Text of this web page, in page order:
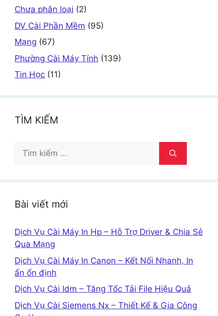
Chưa phân loại (2)
DV Cài Phần Mềm (95)
Mạng (67)
Phường Cài Máy Tính (139)
Tin Học (11)
TÌM KIẾM
Tìm
Bài viết mới
Dịch Vụ Cài Máy In Hp – Hỗ Trợ Driver & Chia Sẻ
Qua Mạng
Dịch Vụ Cài Máy In Canon – Kết Nối Nhanh, In
ấn ổn định
Dịch Vụ Cài Idm – Tăng Tốc Tải File Hiệu Quả
Dịch Vụ Cài Siemens Nx – Thiết Kế & Gia Công